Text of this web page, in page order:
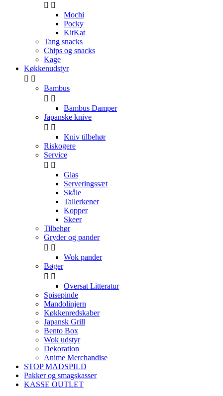
 
Mochi
Pocky
KitKat
Tang snacks
Chips og snacks
Kage
Køkkenudstyr
 
Bambus
 
Bambus Damper
Japanske knive
 
Kniv tilbehør
Riskogere
Service
 
Glas
Serveringssæt
Skåle
Tallerkener
Kopper
Skeer
Tilbehør
Gryder og pander
 
Wok pander
Bøger
 
Oversat Litteratur
Spisepinde
Mandolinjern
Køkkenredskaber
Japansk Grill
Bento Box
Wok udstyr
Dekoration
Anime Merchandise
STOP MADSPILD
Pakker og smagskasser
KASSE OUTLET